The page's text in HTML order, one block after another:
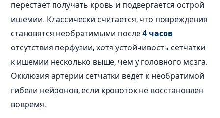
перестаёт получать кровь и подвергается острой
ишемии. Классически считается, что повреждения
становятся необратимыми после4 часов
отсутствия перфузии, хотя устойчивость сетчатки
к ишемии несколько выше, чем у головного мозга.
Окклюзия артерии сетчатки ведёт к необратимой
гибели нейронов, если кровоток не восстановлен
вовремя.